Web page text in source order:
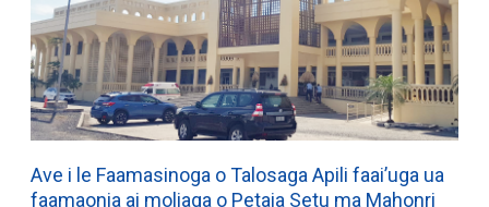
Ave i le Faamasinoga o Talosaga Apili faai’uga ua
faamaonia ai moliaga o Petaia Setu ma Mahonri